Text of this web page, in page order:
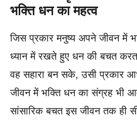
भक्ति धन का महत्व
जिस प्रकार मनुष्य अपने जीवन में
ध्यान में रखते हुए धन की बचत
वह सहारा बन सके, उसी प्रकार
जीवन में भक्ति धन का संग्रह भी
सांसारिक बचत इस जीवन तक ही